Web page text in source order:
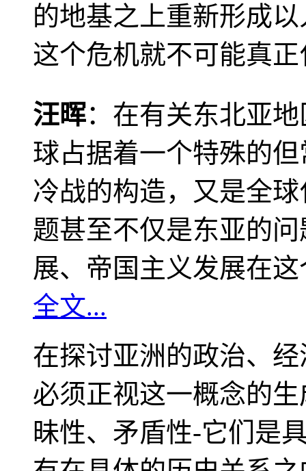
的地基之上重新形成
这个危机就不可能真
汪晖：在有关东北亚
球占据着一个特殊的
冷战的构造，又是全
题甚至不仅是东亚的
展、帝国主义发展在
全文...
在探讨亚洲的政治、
必须正视这一概念的
昧性、矛盾性-它们是